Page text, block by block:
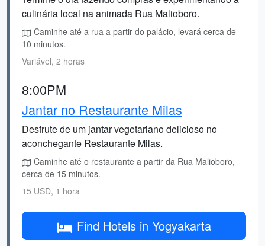
culinária local na animada Rua Malioboro.
Caminhe até a rua a partir do palácio, levará cerca de
10 minutos.
Variável, 2 horas
8:00PM
Jantar no Restaurante Milas
Desfrute de um jantar vegetariano delicioso no
aconchegante Restaurante Milas.
Caminhe até o restaurante a partir da Rua Malioboro,
cerca de 15 minutos.
15 USD, 1 hora
Find Hotels in Yogyakarta